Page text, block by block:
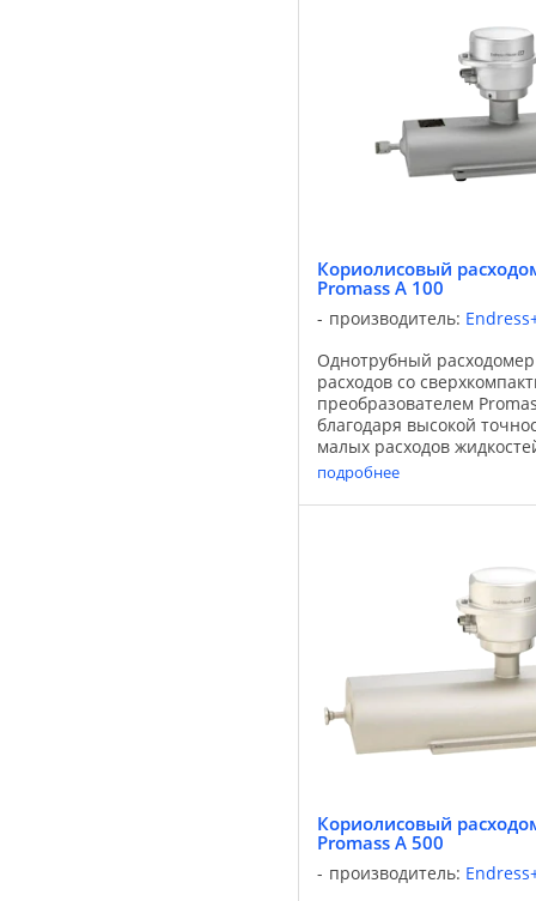
Кориолисовый
Promass A 100
производитель:
Однотрубный
расходов со
преобразователем
благодаря высокой
малых расходов
условиях высокого и
сочетании с самым
подробнее
Кориолисовый
Promass A 500
производитель: